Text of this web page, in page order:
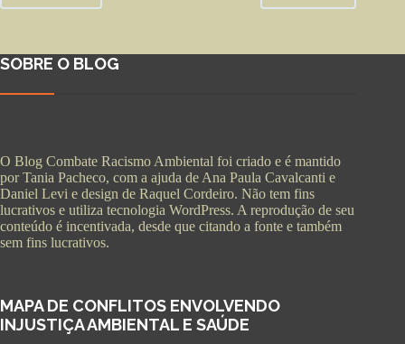
SOBRE O BLOG
O Blog Combate Racismo Ambiental foi criado e é mantido
por Tania Pacheco, com a ajuda de Ana Paula Cavalcanti e
Daniel Levi e design de Raquel Cordeiro. Não tem fins
lucrativos e utiliza tecnologia WordPress. A reprodução de seu
conteúdo é incentivada, desde que citando a fonte e também
sem fins lucrativos.
MAPA DE CONFLITOS ENVOLVENDO
INJUSTIÇA AMBIENTAL E SAÚDE